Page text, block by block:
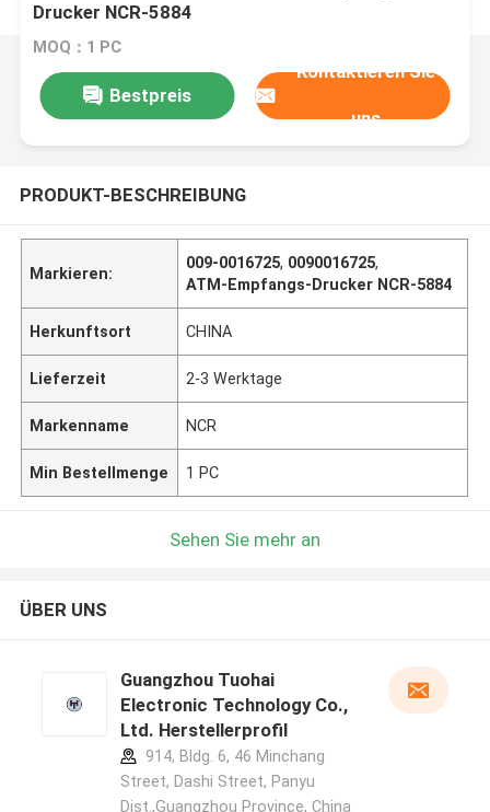
Drucker NCR-5884
MOQ：1 PC
Bestpreis
Kontaktieren Sie
uns
PRODUKT-BESCHREIBUNG
Markieren:
009-0016725, 0090016725,
ATM-Empfangs-Drucker NCR-5884
Herkunftsort CHINA
Lieferzeit 2-3 Werktage
Markenname NCR
Min Bestellmenge 1 PC
Sehen Sie mehr an
ÜBER UNS
Guangzhou Tuohai
Electronic Technology Co.,
Ltd. Herstellerprofil
914, Bldg. 6, 46 Minchang
Street, Dashi Street, Panyu
Dist.,Guangzhou Province, China